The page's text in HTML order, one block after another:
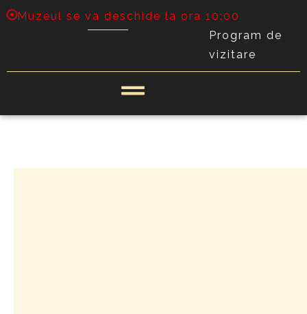
Muzeul se va deschide la ora 10:00
Program de
vizitare